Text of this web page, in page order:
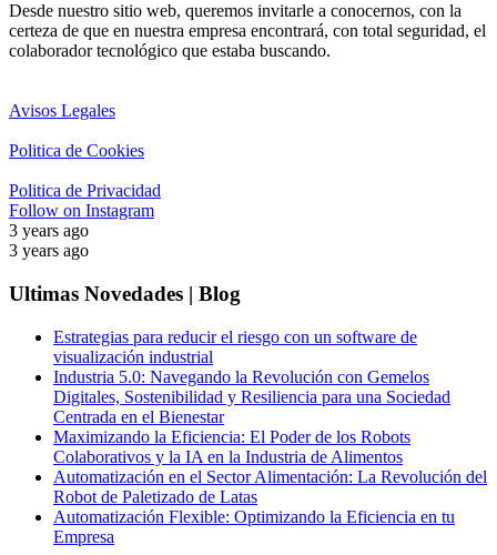
Desde nuestro sitio web, queremos invitarle a conocernos, con la
certeza de que en nuestra empresa encontrará, con total seguridad, el
colaborador tecnológico que estaba buscando.
Avisos Legales
Politica de Cookies
Politica de Privacidad
Follow on Instagram
3 years ago
3 years ago
Ultimas Novedades | Blog
Estrategias para reducir el riesgo con un software de
visualización industrial
Industria 5.0: Navegando la Revolución con Gemelos
Digitales, Sostenibilidad y Resiliencia para una Sociedad
Centrada en el Bienestar
Maximizando la Eficiencia: El Poder de los Robots
Colaborativos y la IA en la Industria de Alimentos
Automatización en el Sector Alimentación: La Revolución del
Robot de Paletizado de Latas
Automatización Flexible: Optimizando la Eficiencia en tu
Empresa